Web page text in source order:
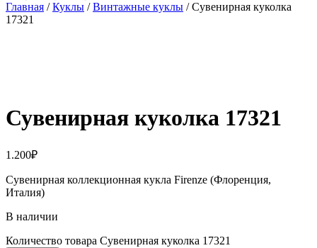
Главная /Куклы /Винтажные куклы / Сувенирная куколка
17321
Сувенирная куколка 17321
1.200₽
Сувенирная коллекционная кукла Firenze (Флоренция,
Италия)
В наличии
Количество товара Сувенирная куколка 17321